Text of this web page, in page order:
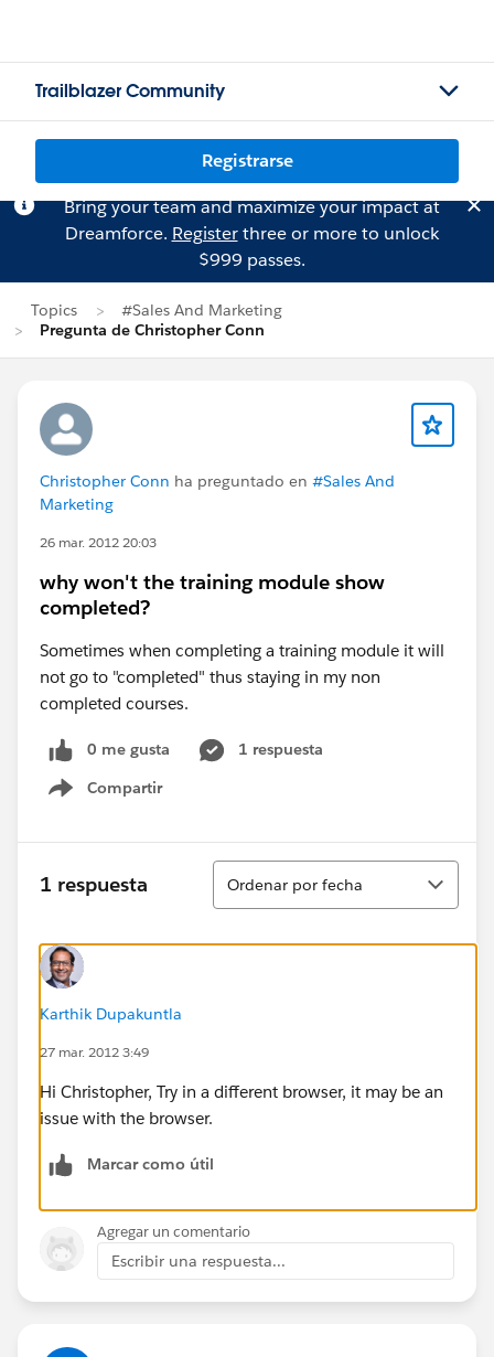
Trailblazer Community
Registrarse
Bring your team and maximize your impact at
Dreamforce. Registerthree or more to unlock
$999 passes.
Topics
#Sales And Marketing
Pregunta de Christopher Conn
Christopher Conn ha preguntado en #Sales And
Marketing
26 mar. 2012 20:03
why won't the training module show
completed?
Sometimes when completing a training module it will
not go to "completed" thus staying in my non
completed courses.
0 me gusta
1 respuesta
Compartir
Show menu
1 respuesta
Ordenar
Ordenar por fecha
Karthik Dupakuntla
27 mar. 2012 3:49
Hi Christopher, Try in a different browser, it may be an
issue with the browser.
Marcar como útil
Agregar un comentario
Escribir una respuesta...